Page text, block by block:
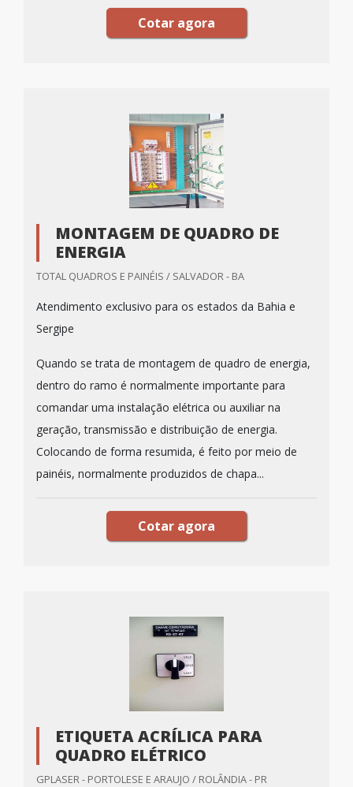
Cotar agora
MONTAGEM DE QUADRO DE
ENERGIA
TOTAL QUADROS E PAINÉIS / SALVADOR - BA
Atendimento exclusivo para os estados da Bahia e
Sergipe
Quando se trata de montagem de quadro de energia,
dentro do ramo é normalmente importante para
comandar uma instalação elétrica ou auxiliar na
geração, transmissão e distribuição de energia.
Colocando de forma resumida, é feito por meio de
painéis, normalmente produzidos de chapa...
Cotar agora
ETIQUETA ACRÍLICA PARA
QUADRO ELÉTRICO
GPLASER - PORTOLESE E ARAUJO / ROLÂNDIA - PR